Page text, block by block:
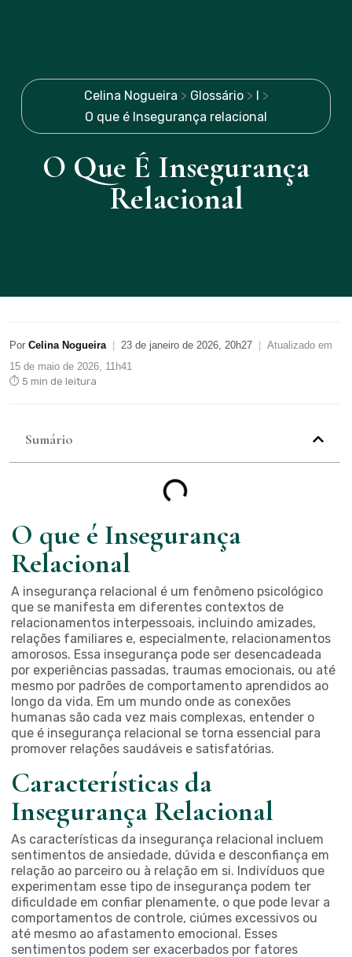
Celina Nogueira > Glossário> I >
O que é Insegurança relacional
O Que É Insegurança
Relacional
Por Celina Nogueira 23 de janeiro de 2026, 20h27
Atualizado em
15 de maio de 2026, 11h41
⏱ 5 min de leitura
Sumário
O que é Insegurança
Relacional
A insegurança relacional é um fenômeno psicológico
que se manifesta em diferentes contextos de
relacionamentos interpessoais, incluindo amizades,
relações familiares e, especialmente, relacionamentos
amorosos. Essa insegurança pode ser desencadeada
por experiências passadas, traumas emocionais, ou até
mesmo por padrões de comportamento aprendidos ao
longo da vida. Em um mundo onde as conexões
humanas são cada vez mais complexas, entender o
que é insegurança relacional se torna essencial para
promover relações saudáveis e satisfatórias.
Características da
Insegurança Relacional
As características da insegurança relacional incluem
sentimentos de ansiedade, dúvida e desconfiança em
relação ao parceiro ou à relação em si. Indivíduos que
experimentam esse tipo de insegurança podem ter
dificuldade em confiar plenamente, o que pode levar a
comportamentos de controle, ciúmes excessivos ou
até mesmo ao afastamento emocional. Esses
sentimentos podem ser exacerbados por fatores